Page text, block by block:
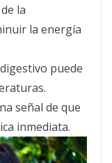
la
la energía
puede
señal de que
inmediata.